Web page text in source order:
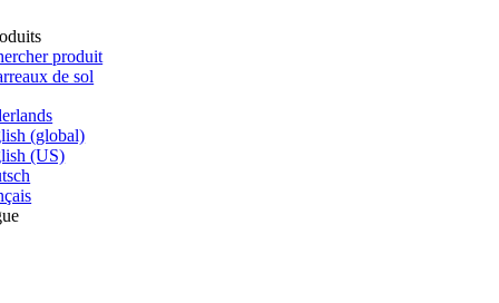
(global)
(US)
produit
de sol